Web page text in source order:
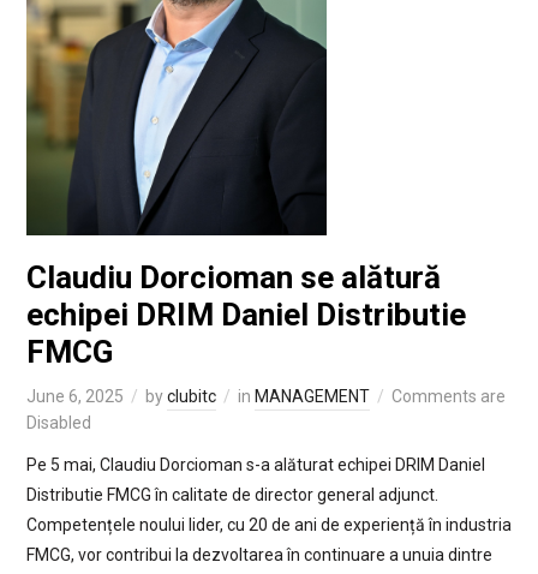
Claudiu Dorcioman se alătură
echipei DRIM Daniel Distributie
FMCG
June 6, 2025 byclubitc in MANAGEMENT
Comments are
Disabled
Pe 5 mai, Claudiu Dorcioman s-a alăturat echipei DRIM Daniel
Distributie FMCG în calitate de director general adjunct.
Competențele noului lider, cu 20 de ani de experiență în industria
FMCG, vor contribui la dezvoltarea în continuare a unuia dintre